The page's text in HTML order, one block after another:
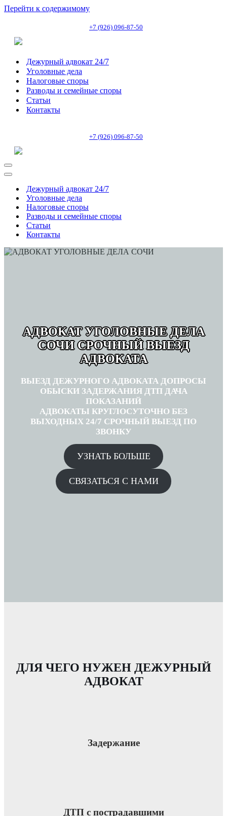
Перейти к содержимому
+7 (926) 096-87-50
Дежурный адвокат 24/7
Уголовные дела
Налоговые споры
Разводы и семейные споры
Статьи
Контакты
+7 (926) 096-87-50
Меню
навигации
Меню
навигацииДежурный адвокат 24/7
Уголовные дела
Налоговые споры
Разводы и семейные споры
Статьи
Контакты
АДВОКАТ УГОЛОВНЫЕ ДЕЛА
СОЧИ СРОЧНЫЙ ВЫЕЗД
АДВОКАТА
ВЫЕЗД ДЕЖУРНОГО АДВОКАТА ДОПРОСЫ
ОБЫСКИ ЗАДЕРЖАНИЯ ДТП ДАЧА
ПОКАЗАНИЙ
АДВОКАТЫ КРУГЛОСУТОЧНО БЕЗ
ВЫХОДНЫХ 24/7 СРОЧНЫЙ ВЫЕЗД ПО
ЗВОНКУ
УЗНАТЬ БОЛЬШЕ
СВЯЗАТЬСЯ С НАМИ
ДЛЯ ЧЕГО НУЖЕН ДЕЖУРНЫЙ
АДВОКАТ
Задержание
ДТП с пострадавшими